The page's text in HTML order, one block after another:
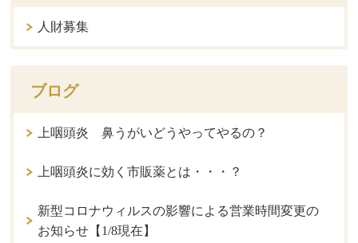
人財募集
ブログ
上咽頭炎 鼻うがいどうやってやるの？
上咽頭炎に効く市販薬とは・・・？
新型コロナウィルスの影響による営業時間変更の
お知らせ【1/8現在】